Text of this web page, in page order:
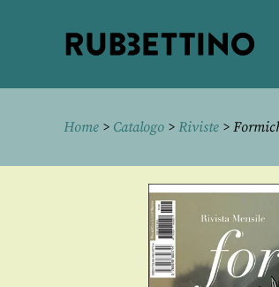
Home > Catalogo > Riviste >